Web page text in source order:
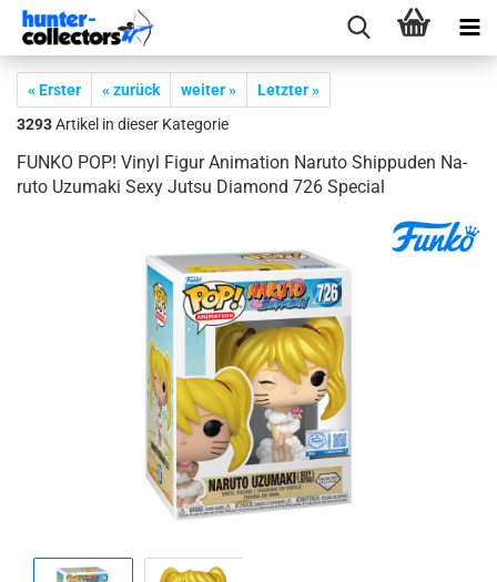
« Erster « zurück weiter »
Letzter »
3293Artikel in dieser Kategorie
FUNKO POP! Vinyl Figur Ani­ma­ti­on Na­ruto Ship­pu­den Na­
ruto Uzu­ma­ki Sexy Jutsu Dia­mond 726 Spe­cial